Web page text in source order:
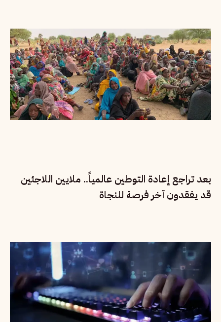
بعد تراجع إعادة التوطين عالمياً.. ملايين اللاجئين
قد يفقدون آخر فرصة للنجاة